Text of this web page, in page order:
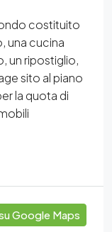
costituito
una cucina
un ripostiglio,
sito al piano
la quota di
Google Maps